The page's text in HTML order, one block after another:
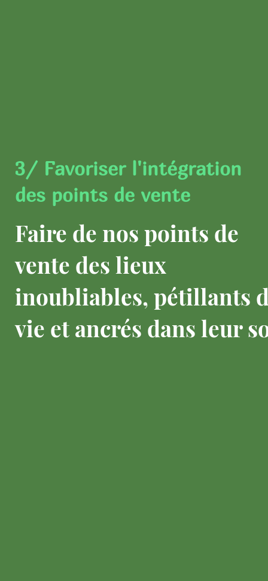
3/ Favoriser l'intégration
des points de vente
Faire de nos points de
vente des lieux
inoubliables, pétillants
vie et ancrés dans leur